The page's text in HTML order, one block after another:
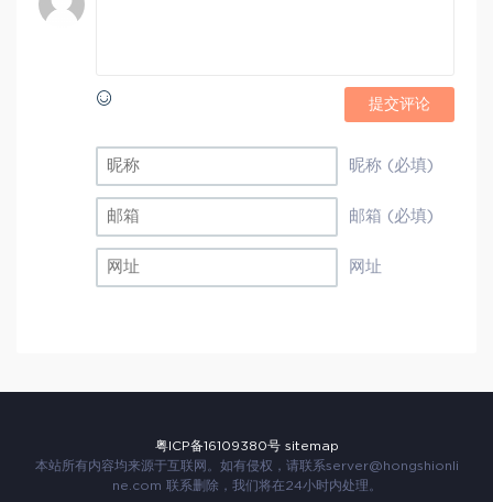
提交评论
昵称 (必填)
邮箱 (必填)
网址
粤ICP备16109380号 sitemap
本站所有内容均来源于互联网。如有侵权，请联系server@hongshionli
ne.com 联系删除，我们将在24小时内处理。